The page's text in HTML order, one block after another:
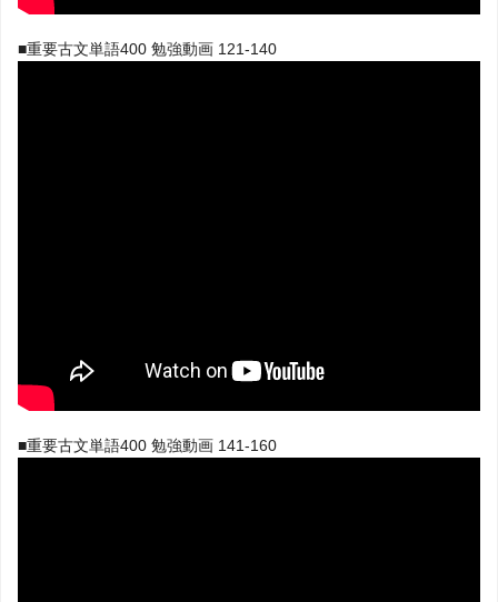
■重要古文単語400 勉強動画 121-140
■重要古文単語400 勉強動画 141-160